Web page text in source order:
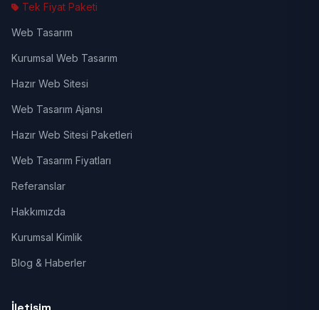
Tek Fiyat Paketi
Web Tasarım
Kurumsal Web Tasarım
Hazır Web Sitesi
Web Tasarım Ajansı
Hazır Web Sitesi Paketleri
Web Tasarım Fiyatları
Referanslar
Hakkımızda
Kurumsal Kimlik
Blog & Haberler